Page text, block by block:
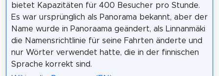
bietet Kapazitäten für 400 Besucher pro Stunde.
Es war ursprünglich als Panorama bekannt, aber der
Name wurde in Panoraama geändert, als Linnanmäki
die Namensrichtlinie für seine Fahrten änderte und
nur Wörter verwendet hatte, die in der finnischen
Sprache korrekt sind.